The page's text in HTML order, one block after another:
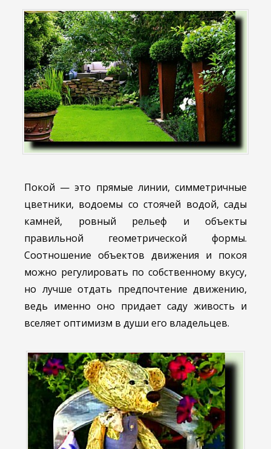
Покой — это прямые линии, симметричные
цветники, водоемы со стоячей водой, сады
камней, ровный рельеф и объекты
правильной геометрической формы.
Соотношение объектов движения и покоя
можно регулировать по собственному вкусу,
но лучше отдать предпочтение движению,
ведь именно оно придает саду живость и
вселяет оптимизм в души его владельцев.